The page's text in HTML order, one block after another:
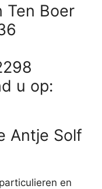
Ten Boer
u op:
Antje Solf
en